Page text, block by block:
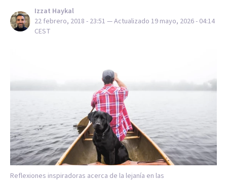
Izzat Haykal
22 febrero, 2018 - 23:51 — Actualizado 19 mayo, 2026 - 04:14
CEST
Reflexiones inspiradoras acerca de la lejanía en las